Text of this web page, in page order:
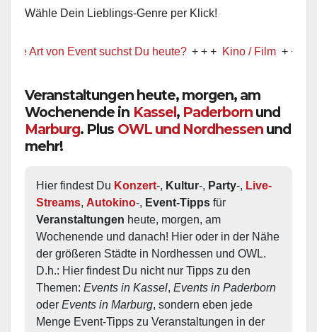
Wähle Dein Lieblings-Genre per Klick!
von Event suchst Du heute? + + + Kino / Film + + + Ww
Veranstaltungen heute, morgen, am
Wochenende in Kassel, Paderborn und
Marburg. Plus OWL und Nordhessen und
mehr!
Hier findest Du Konzert-, Kultur-, Party-, Live-
Streams, Autokino-, Event-Tipps
Veranstaltungen heute, morgen, am
Wochenende und danach! Hier oder in der Nähe
der größeren Städte in Nordhessen und OWL.
D.h.: Hier findest Du nicht nur Tipps zu den
Themen: Events in Kassel, Events in Paderborn
oder Events in Marburg, sondern eben jede
Menge Event-Tipps zu Veranstaltungen in der